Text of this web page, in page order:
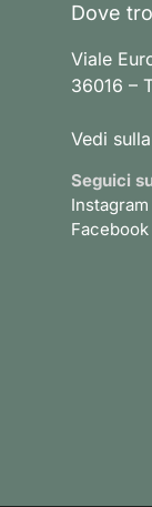
Dove
Viale
36016 –
Vedi
Seguici
Instagram
Facebook